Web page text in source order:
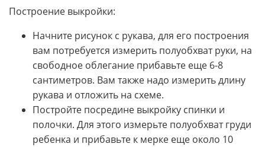
Построение выкройки:
Начните рисунок с рукава, для его построения
вам потребуется измерить полуобхват руки, на
свободное облегание прибавьте еще 6-8
сантиметров. Вам также надо измерить длину
рукава и отложить на схеме.
Постройте посредине выкройку спинки и
полочки. Для этого измерьте полуобхват груди
ребенка и прибавьте к мерке еще около 10